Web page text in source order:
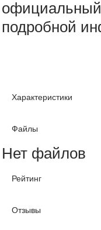
официальный
подробной
Характеристики
Файлы
Нет файлов
Рейтинг
Отзывы